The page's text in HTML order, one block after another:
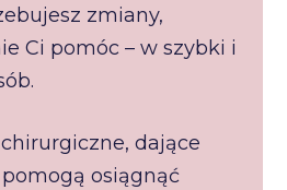
zmiany,
Ci pomóc – w szybki i
dające
osiągnąć